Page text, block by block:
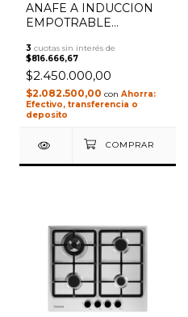
1/2
ANAFE A INDUCCION
EMPOTRABLE
EXTRACTOR
INTEGRADO 80CM
ANA80D
3 cuotas sin interés de
$816.666,67
$2.450.000,00
$2.082.500,00 con
Efectivo, transferencia o
deposito